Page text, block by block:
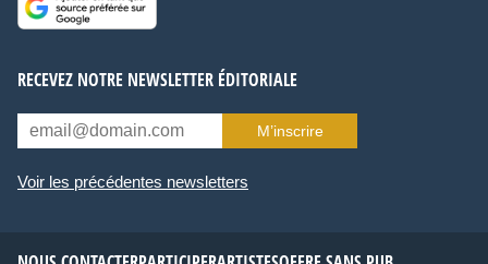
RECEVEZ NOTRE NEWSLETTER ÉDITORIALE
M’inscrire
Voir les précédentes newsletters